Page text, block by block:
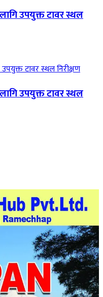
उपयुक्त टावर स्थल
उपयुक्त टावर स्थल